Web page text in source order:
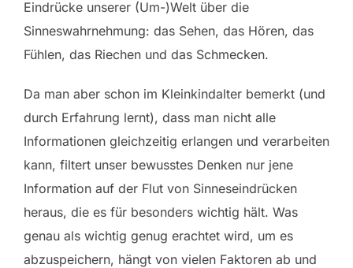
Eindrücke unserer (Um-)Welt über die
Sinneswahrnehmung: das Sehen, das Hören, das
Fühlen, das Riechen und das Schmecken.
Da man aber schon im Kleinkindalter bemerkt (und
durch Erfahrung lernt), dass man nicht alle
Informationen gleichzeitig erlangen und verarbeiten
kann, filtert unser bewusstes Denken nur jene
Information auf der Flut von Sinneseindrücken
heraus, die es für besonders wichtig hält. Was
genau als wichtig genug erachtet wird, um es
abzuspeichern, hängt von vielen Faktoren ab und